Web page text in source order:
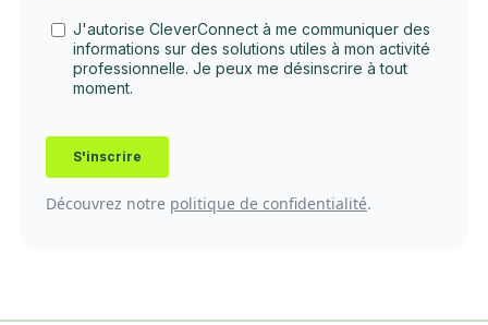
Découvrez notre politique de confidentialité.